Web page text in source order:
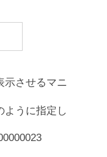
示させるマニ
ように指定し